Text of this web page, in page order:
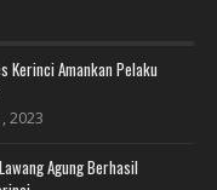
Kerinci Amankan Pelaku
2023
Agung Berhasil